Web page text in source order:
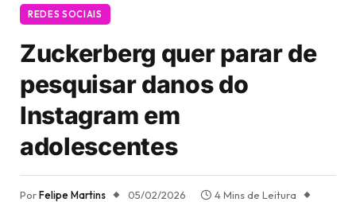
REDES SOCIAIS
Zuckerberg quer parar de
pesquisar danos do
Instagram em
adolescentes
PorFelipe Martins 05/02/2026
4 Mins de Leitura